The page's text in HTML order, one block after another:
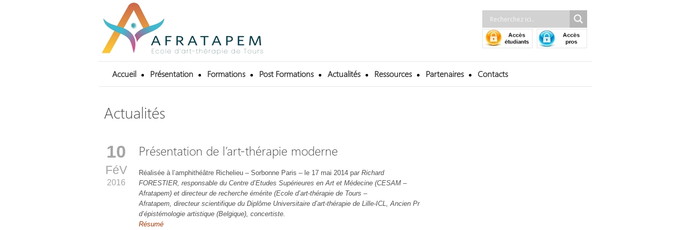
Accueil Présentation Formations Post Formations Actualités Ressources Partenaires Contacts
Actualités
10
FéV
2016
Présentation de l’art-thérapie moderne
Réalisée à l’amphithéâtre Richelieu – Sorbonne Paris – le 17 mai 2014 par Richard
FORESTIER, responsable du Centre d’Etudes Supérieures en Art et Médecine (CESAM –
Afratapem) et directeur de recherche émérite (Ecole d’art-thérapie de Tours –
Afratapem, directeur scientifique du Diplôme Universitaire d’art-thérapie de Lille-ICL,Ancien Pr
d’épistémologie artistique (Belgique), concertiste.
Résumé